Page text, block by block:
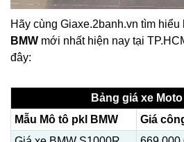
Hãy cùng Giaxe.2banh.vn tìm hiểu
BMW mới nhất hiện nay tại
đây:
Bảng giá xe
Mẫu Mô tô pkl BMW
Giá